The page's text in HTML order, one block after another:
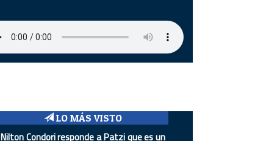
LO MÁS VISTO
Nilton Condori responde a Patzi que es un